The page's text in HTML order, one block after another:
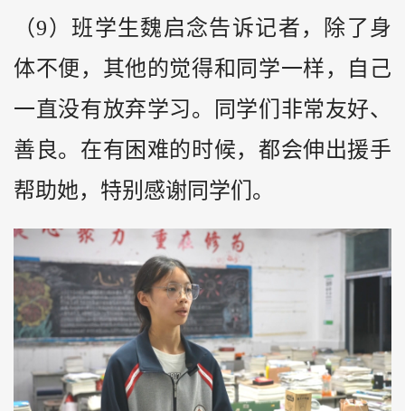
（9）班学生魏启念告诉记者，除了身
体不便，其他的觉得和同学一样，自己
一直没有放弃学习。同学们非常友好、
善良。在有困难的时候，都会伸出援手
帮助她，特别感谢同学们。